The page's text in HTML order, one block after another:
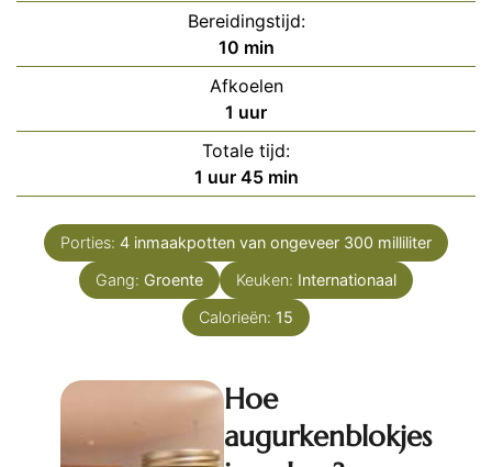
Bereidingstijd:
10minuten
min
Afkoelen
1 uur
uur
Totale tijd:
1 uur
uur 45minuten
min
Porties: 4 inmaakpotten van ongeveer 300 milliliter
Gang: Groente Keuken: Internationaal
Calorieën: 15
Hoe
augurkenblokjes